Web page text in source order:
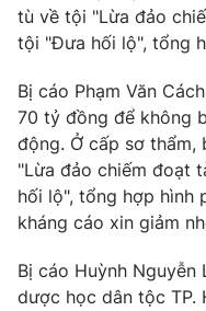
tù về tội "Lừa đảo
tội "Đưa hối lộ", tổng
Bị cáo Phạm Văn
70 tỷ đồng để không
động. Ở cấp sơ
"Lừa đảo chiếm đoạt
hối lộ", tổng hợp hình
kháng cáo xin giảm
Bị cáo Huỳnh
dược học dân tộc TP.